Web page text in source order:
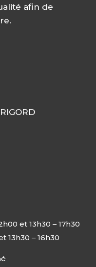
afin de
et 13h30 – 17h30
13h30 – 16h30